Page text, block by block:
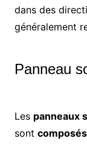
dans des
généralement
Panneau
Les panneaux
sont